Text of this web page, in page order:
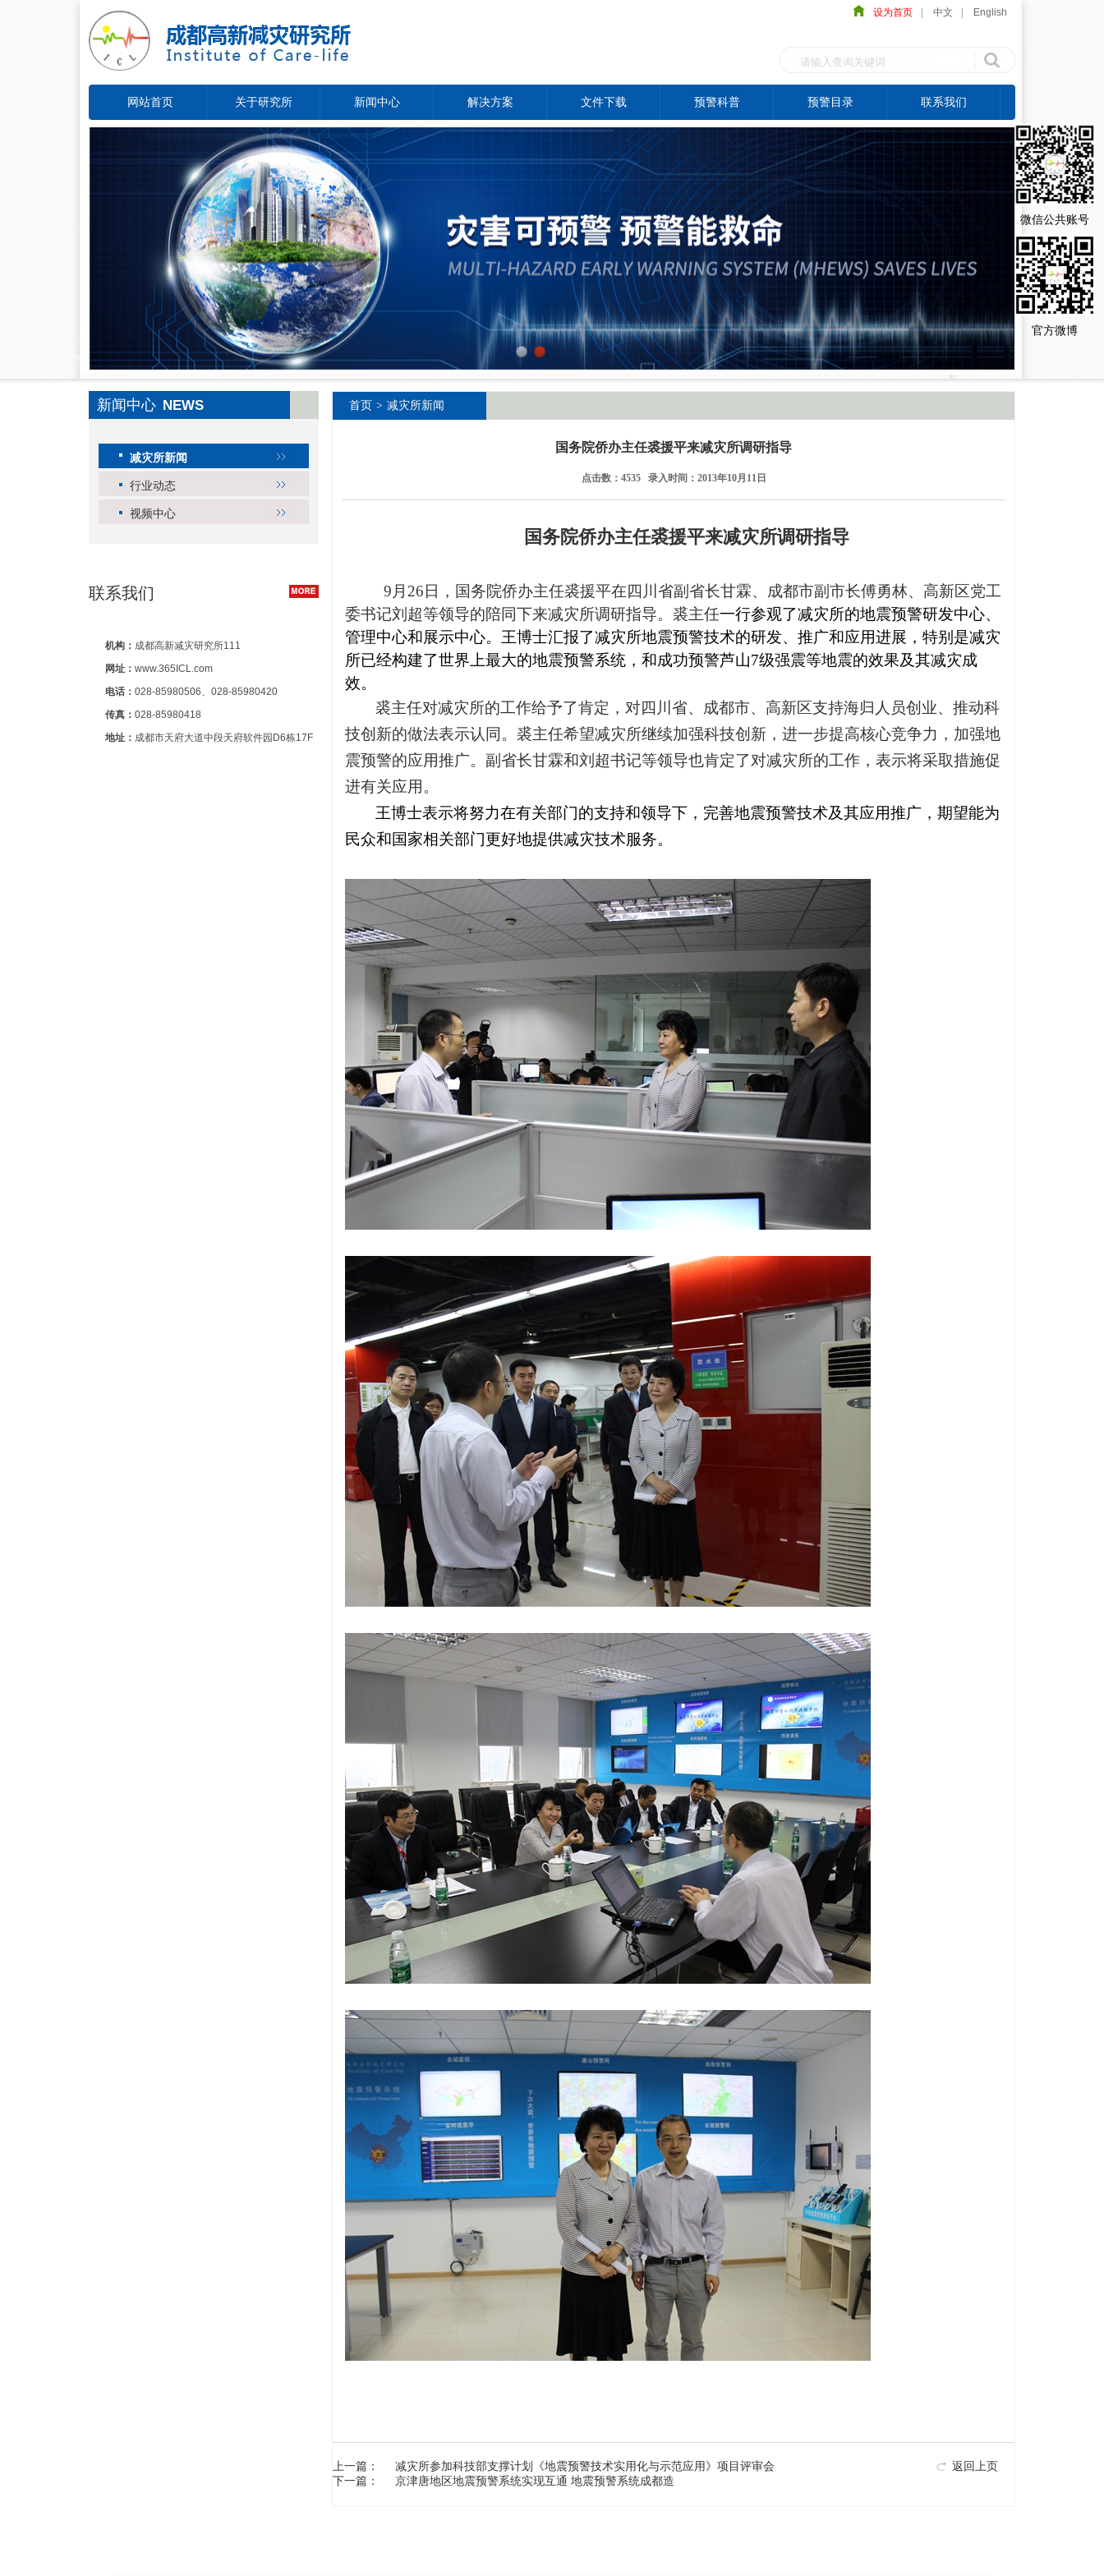
设为首页 中文 English
网站首页 关于研究所 新闻中心 解决方案 文件下载 预警科普 预警目录 联系我们
新闻中心 NEWS
减灾所新闻
行业动态
视频中心
联系我们
机构： 成都高新减灾研究所111
网址： www.365ICL.com
电话： 028-85980506、028-85980420
传真： 028-85980418
地址： 成都市天府大道中段天府软件园D6栋17F
首页 > 减灾所新闻
国务院侨办主任裘援平来减灾所调研指导
点击数：4535 录入时间：2013年10月11日
国务院侨办主任裘援平来减灾所调研指导
9 月 26 日，国务院侨办主任裘援平在四川省副省长甘霖、成都市副市长傅勇林、高新区党工
委书记刘超等领导的陪同下来减灾所调研指导。裘主任一行参观了减灾所的地震预警研发中心、
管理中心和展示中心。王博士汇报了减灾所地震预警技术的研发、推广和应用进展，特别是减灾
所已经构建了世界上最大的地震预警系统，和成功预警芦山7级强震等地震的效果及其减灾成
效。
裘主任对减灾所的工作给予了肯定，对四川省、成都市、高新区支持海归人员创业、推动科
技创新的做法表示认同。裘主任希望减灾所继续加强科技创新，进一步提高核心竞争力，加强地
震预警的应用推广。副省长甘霖和刘超书记等领导也肯定了对减灾所的工作，表示将采取措施促
进有关应用。
王博士表示将努力在有关部门的支持和领导下，完善地震预警技术及其应用推广，期望能为
民众和国家相关部门更好地提供减灾技术服务。
返回上页
上一篇：
减灾所参加科技部支撑计划《地震预警技术实用化与示范应用》项目评审会
下一篇：
京津唐地区地震预警系统实现互通 地震预警系统成都造
微信公共账号
官方微博